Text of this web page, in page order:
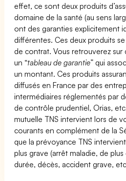
effet, ce sont deux produits
domaine de la santé (au sens
ont des garanties explicitement
différentes. Ces deux produits
de contrat. Vous retrouverez
un “tableau de garantie” qui
un montant. Ces produits
diffusés en France par des
intermédiaires réglementés par
de contrôle prudentiel, Orias,
mutuelle TNS intervient lors de
courants en complément de la
que la prévoyance TNS
plus grave (arrêt maladie, de
durée, décès, accident grave,